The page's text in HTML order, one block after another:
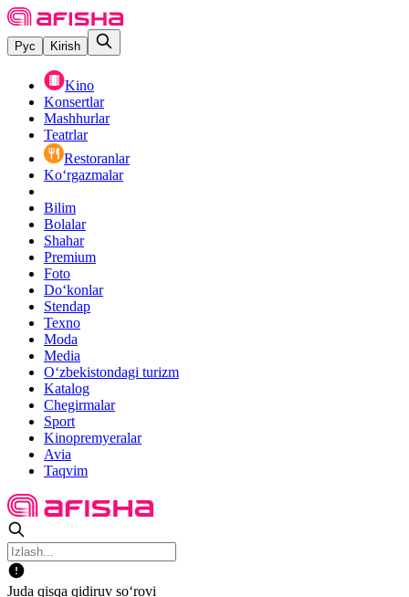
Рус Kirish
Kino
Konsertlar
Mashhurlar
Teatrlar
Restoranlar
Ko‘rgazmalar
Bilim
Bolalar
Shahar
Premium
Foto
Do‘konlar
Stendap
Texno
Moda
Media
O‘zbekistondagi turizm
Katalog
Chegirmalar
Sport
Kinopremyeralar
Avia
Taqvim
Juda qisqa qidiruv so‘rovi